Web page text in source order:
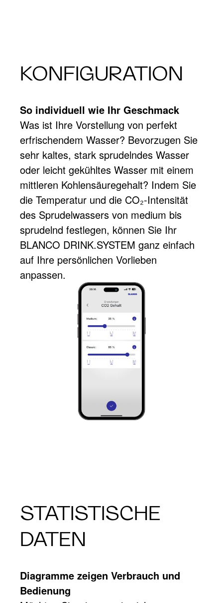
KONFIGURATION
So individuell wie Ihr Geschmack
Was ist Ihre Vorstellung von perfekt
erfrischendem Wasser? Bevorzugen Sie
sehr kaltes, stark sprudelndes Wasser
oder leicht gekühltes Wasser mit einem
mittleren Kohlensäuregehalt? Indem Sie
die Temperatur und die CO₂-Intensität
des Sprudelwassers von medium bis
sprudelnd festlegen, können Sie Ihr
BLANCO DRINK.SYSTEM ganz einfach
auf Ihre persönlichen Vorlieben
anpassen.
STATISTISCHE
DATEN
Diagramme zeigen Verbrauch und
Bedienung